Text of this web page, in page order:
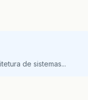
de sistemas...